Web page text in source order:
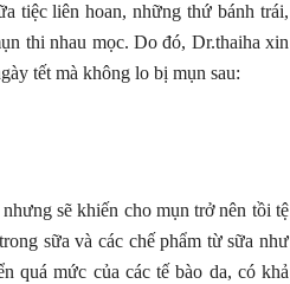
tiệc liên hoan, những thứ bánh trái,
thi nhau mọc. Do đó, Dr.thaiha xin
tết mà không lo bị mụn sau:
sẽ khiến cho mụn trở nên tồi tệ
sữa và các chế phẩm từ sữa như
quá mức của các tế bào da, có khả